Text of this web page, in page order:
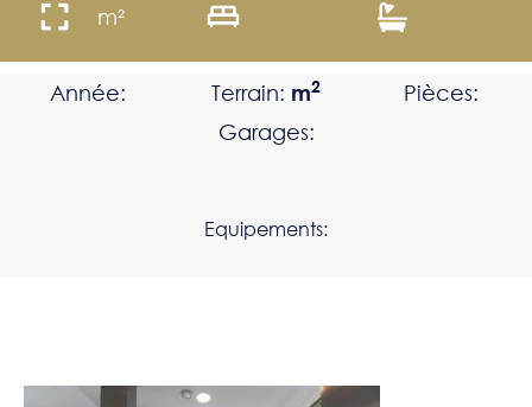
m²
Année: Terrain: m2
Pièces:
Garages:
Equipements: